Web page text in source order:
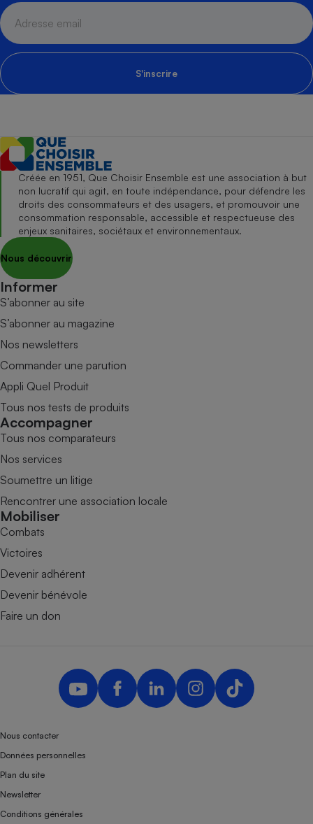
S'inscrire
Créée en 1951, Que Choisir Ensemble est une association à but
non lucratif qui agit, en toute indépendance, pour défendre les
droits des consommateurs et des usagers, et promouvoir une
consommation responsable, accessible et respectueuse des
enjeux sanitaires, sociétaux et environnementaux.
Nous découvrir
Informer
S’abonner au site
S’abonner au magazine
Nos newsletters
Commander une parution
Appli Quel Produit
Tous nos tests de produits
Accompagner
Tous nos comparateurs
Nos services
Soumettre un litige
Rencontrer une association locale
Mobiliser
Combats
Victoires
Devenir adhérent
Devenir bénévole
Faire un don
Nous contacter
Données personnelles
Plan du site
Newsletter
Conditions générales